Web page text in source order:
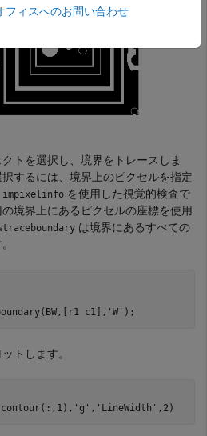
トを選択し、境界をトレースしま
するには、境界上のピクセルを指定
impixelinfo を使用した視覚的検査で
境界上にあるピクセルの座標を使用
は境界にあるすべての
c1], 'W' );
トします。
'g' , 'LineWidth' ,2)
フィスへのお問い合わせ